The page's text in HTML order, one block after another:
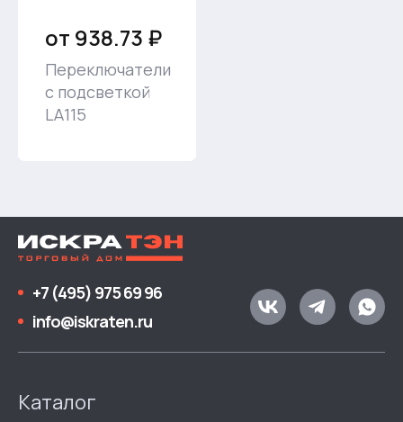
от 938.73 ₽
Переключатели
с подсветкой
LA115
+7 (495) 975 69 96
info@iskraten.ru
Каталог